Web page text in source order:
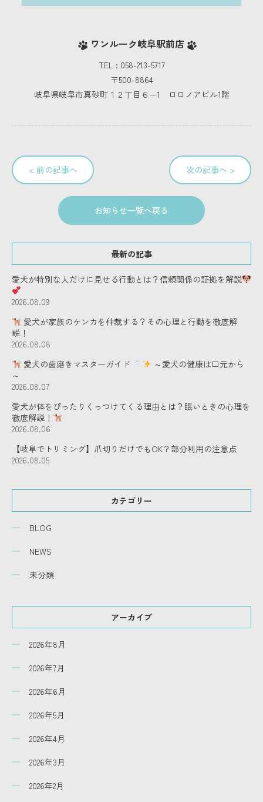
ワンルーク岐阜駅前店
TEL : 058-213-5717
〒500-8864
岐阜県岐阜市真砂町１２丁目６−1 ロロノアビル1階
< 前の記事へ
お知らせ一覧へ戻る
次の記事へ >
最新の記事
愛犬が特別な人だけに見せる行動とは？信頼関係の証拠を解説
2026.08.09
愛犬が家族のケンカを仲裁する？その心理と行動を徹底解
説！
2026.08.08
愛犬の歯磨きマスターガイド
～愛犬の健康は口元から
～
2026.08.07
愛犬が体をぴったりくっつけてくる理由とは？眠いときの心理を
徹底解説！
2026.08.06
【岐阜でトリミング】爪切りだけでもOK？部分利用の注意点
2026.08.05
カテゴリー
BLOG
NEWS
未分類
アーカイブ
2026年8月
2026年7月
2026年6月
2026年5月
2026年4月
2026年3月
2026年2月